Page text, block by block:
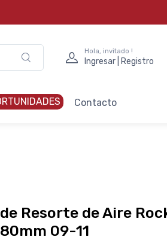
Hola, invitado !
Ingresar | Registro
Contacto
Resorte de Aire
09-11